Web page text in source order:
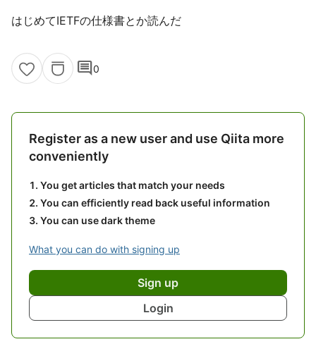
はじめてIETFの仕様書とか読んだ
comment0
Register as a new user and use Qiita more
conveniently
You get articles that match your needs
You can efficiently read back useful information
You can use dark theme
What you can do with signing up
Sign up
Login